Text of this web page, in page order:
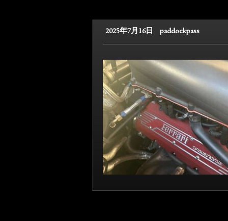
2025年7月16日 paddockpass